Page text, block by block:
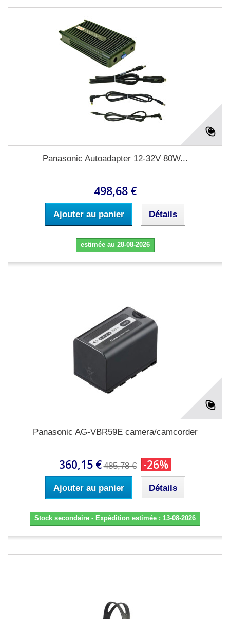
Panasonic Autoadapter 12-32V 80W...
498,68 €
Ajouter au panier Détails
estimée au 28-08-2026
Panasonic AG-VBR59E camera/camcorder
360,15 € 485,78 € -26%
Ajouter au panier Détails
Stock secondaire - Expédition estimée : 13-08-2026